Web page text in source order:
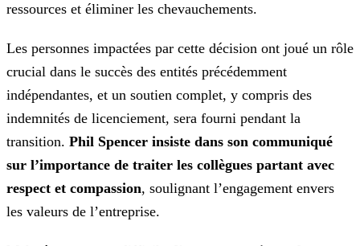
ressources et éliminer les chevauchements.
Les personnes impactées par cette décision ont joué un rôle
crucial dans le succès des entités précédemment
indépendantes, et un soutien complet, y compris des
indemnités de licenciement, sera fourni pendant la
transition. Phil Spencer insiste dans son communiqué
sur l’importance de traiter les collègues partant avec
respect et compassion, soulignant l’engagement envers
les valeurs de l’entreprise.